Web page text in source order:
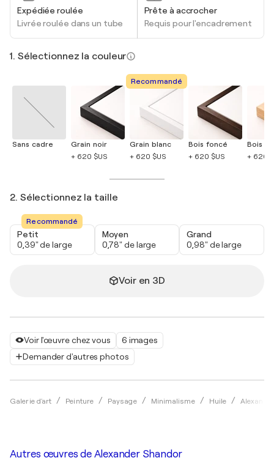
Voir l'œuvre chez vous
6 images
Demander d'autres photos
Galerie d'art Peinture Paysage Minimalisme Huile
Expédiée roulée
Livrée roulée dans un tube
Prête à accrocher
Requis pour l'encadrement
1. Sélectionnez la couleur
Sans cadre
Grain noir
+ 620 $US
Recommandé
Grain blanc
+ 620 $US
Bois foncé
+ 620 $US
Bois
+ 620
2. Sélectionnez la taille
Recommandé
Petit
0,39" de large
Moyen
0,78" de large
Grand
0,98" de large
Voir en 3D
Autres œuvres de Alexander Shandor